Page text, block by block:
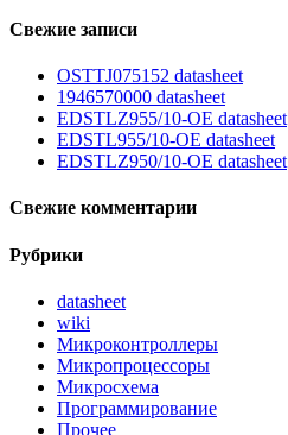
Свежие записи
OSTTJ075152 datasheet
1946570000 datasheet
EDSTLZ955/10-OE datasheet
EDSTL955/10-OE datasheet
EDSTLZ950/10-OE datasheet
Свежие комментарии
Рубрики
datasheet
wiki
Микроконтроллеры
Микропроцессоры
Микросхема
Программирование
Прочее